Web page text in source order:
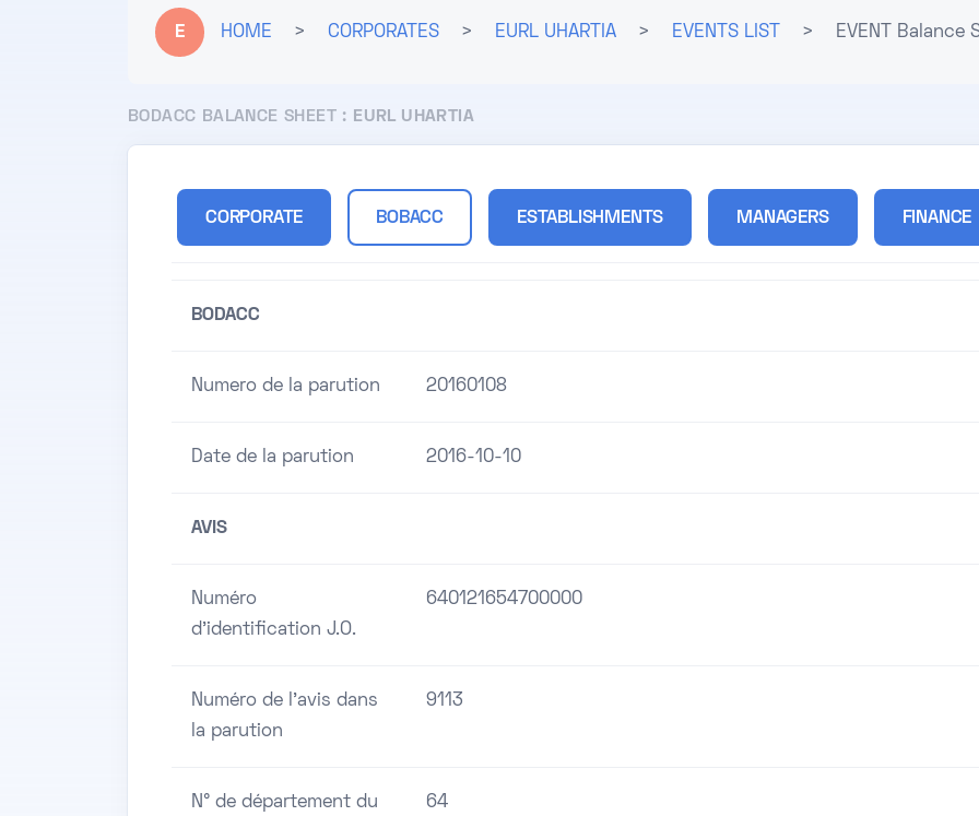
E HOME > CORPORATES > EURL UHARTIA > EVENTS LIST > EVENT Balance
BODACC BALANCE SHEET : EURL UHARTIA
CORPORATE BOBACC ESTABLISHMENTS MANAGERS FINANCE
BODACC
Numero de la parution 20160108
Date de la parution 2016-10-10
AVIS
Numéro
d'identification J.O.
640121654700000
Numéro de l'avis dans
la parution
9113
N° de département du
64